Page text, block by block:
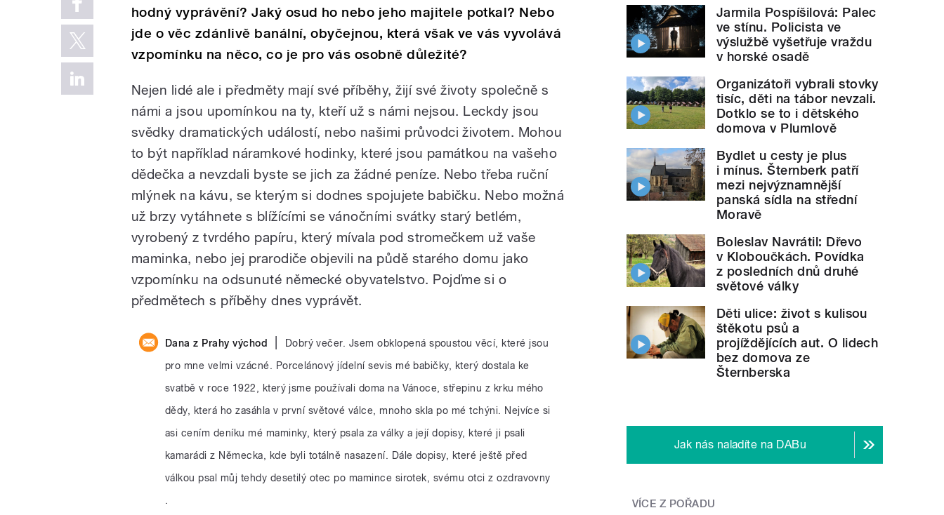
hodný vyprávění? Jaký osud ho nebo jeho majitele potkal? Nebo
jde o věc zdánlivě banální, obyčejnou, která však ve vás vyvolává
vzpomínku na něco, co je pro vás osobně důležité?
Nejen lidé ale i předměty mají své příběhy, žijí své životy společně s
námi a jsou upomínkou na ty, kteří už s námi nejsou. Leckdy jsou
svědky dramatických událostí, nebo našimi průvodci životem. Mohou
to být například náramkové hodinky, které jsou památkou na vašeho
dědečka a nevzdali byste se jich za žádné peníze. Nebo třeba ruční
mlýnek na kávu, se kterým si dodnes spojujete babičku. Nebo možná
už brzy vytáhnete s blížícími se vánočními svátky starý betlém,
vyrobený z tvrdého papíru, který mívala pod stromečkem už vaše
maminka, nebo jej prarodiče objevili na půdě starého domu jako
vzpomínku na odsunuté německé obyvatelstvo. Pojďme si o
předmětech s příběhy dnes vyprávět.
Dana z Prahy východ
Dobrý večer. Jsem obklopená spoustou věcí, které jsou
pro mne velmi vzácné. Porcelánový jídelní sevis mé babičky, který dostala ke
svatbě v roce 1922, který jsme používali doma na Vánoce, střepinu z krku mého
dědy, která ho zasáhla v první světové válce, mnoho skla po mé tchýni. Nejvíce si
asi cením deníku mé maminky, který psala za války a její dopisy, které ji psali
kamarádi z Německa, kde byli totálně nasazení. Dále dopisy, které ještě před
válkou psal můj tehdy desetilý otec po mamince sirotek, svému otci z ozdravovny
Jarmila Pospíšilová: Palec
ve stínu. Policista ve
výslužbě vyšetřuje vraždu
v horské osadě
Organizátoři vybrali stovky
tisíc, děti na tábor nevzali.
Dotklo se to i dětského
domova v Plumlově
Bydlet u cesty je plus
i mínus. Šternberk patří
mezi nejvýznamnější
panská sídla na střední
Moravě
Boleslav Navrátil: Dřevo
v Kloboučkách. Povídka
z posledních dnů druhé
světové války
Děti ulice: život s kulisou
štěkotu psů a
projíždějících aut. O lidech
bez domova ze
Šternberska
Jak nás naladíte na DABu
VÍCE Z POŘADU